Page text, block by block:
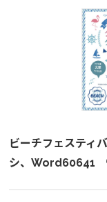
ビーチフェスティ
シ、Word60641